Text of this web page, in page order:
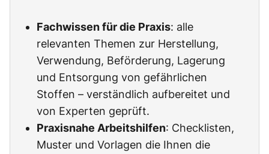
Fachwissen für die Praxis: alle
relevanten Themen zur Herstellung,
Verwendung, Beförderung, Lagerung
und Entsorgung von gefährlichen
Stoffen – verständlich aufbereitet und
von Experten geprüft.
Praxisnahe Arbeitshilfen: Checklisten,
Muster und Vorlagen die Ihnen die